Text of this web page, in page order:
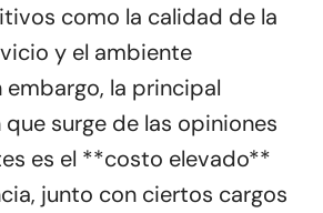
como la calidad de la
y el ambiente
embargo, la principal
surge de las opiniones
es el **costo elevado**
junto con ciertos cargos